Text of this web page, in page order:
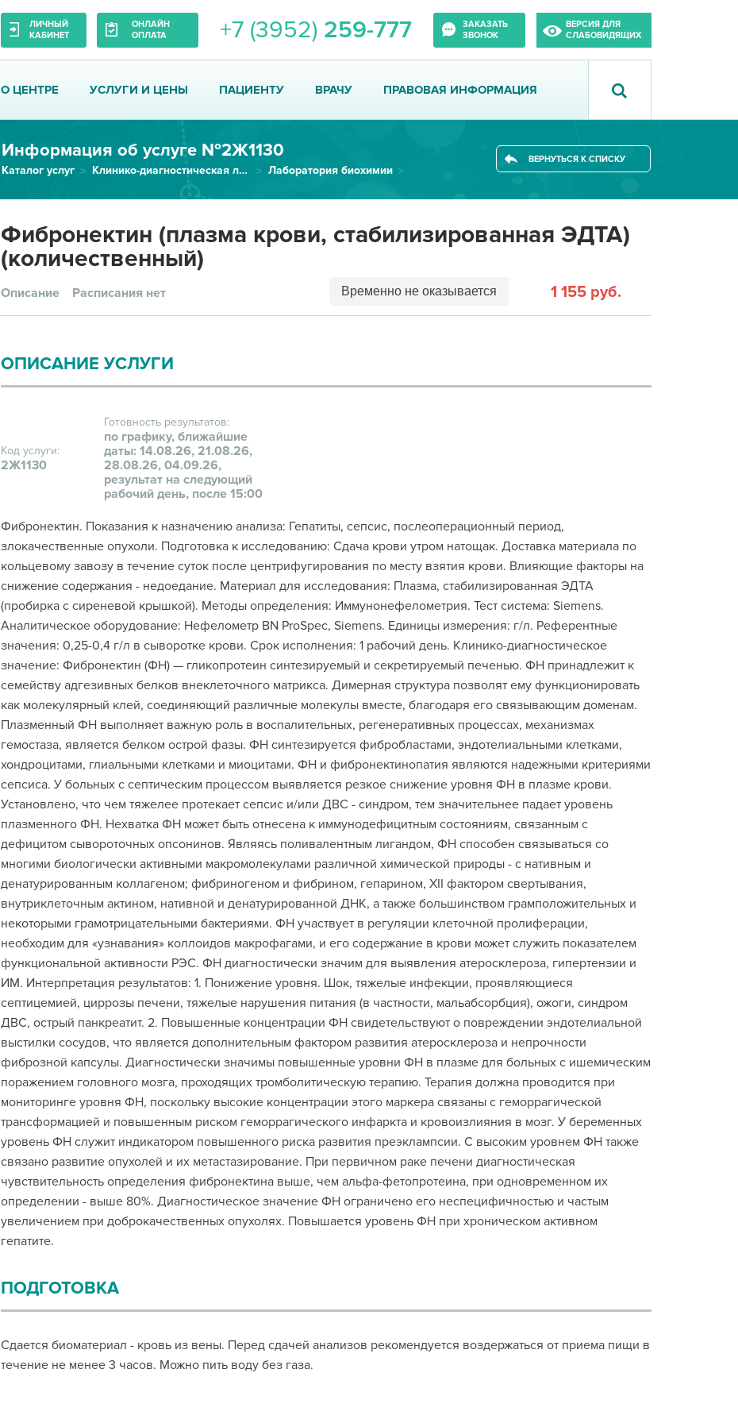
ЛИЧНЫЙ
КАБИНЕТ
ОНЛАЙН
ОПЛАТА
+7 (3952) 259-777
ЗАКАЗАТЬ
ЗВОНОК
ВЕРСИЯ ДЛЯ
СЛАБОВИДЯЩИХ
О ЦЕНТРЕ УСЛУГИ И ЦЕНЫ ПАЦИЕНТУ ВРАЧУ ПРАВОВАЯ ИНФОРМАЦИЯ
Информация об услуге №2Ж1130
Каталог услуг Клинико-диагностическая лаборатория
Лаборатория биохимии
ВЕРНУТЬСЯ К СПИСКУ
Фибронектин (плазма крови, стабилизированная ЭДТА)
(количественный)
Описание Расписания нет Временно не оказывается 1 155 руб.
ОПИСАНИЕ УСЛУГИ
Код услуги:
2Ж1130
Готовность результатов:
по графику, ближайшие
даты: 14.08.26, 21.08.26,
28.08.26, 04.09.26,
результат на следующий
рабочий день, после 15:00
Фибронектин. Показания к назначению анализа: Гепатиты, сепсис, послеоперационный период,
злокачественные опухоли. Подготовка к исследованию: Сдача крови утром натощак. Доставка материала по
кольцевому завозу в течение суток после центрифугирования по месту взятия крови. Влияющие факторы на
снижение содержания - недоедание. Материал для исследования: Плазма, стабилизированная ЭДТА
(пробирка с сиреневой крышкой). Методы определения: Иммунонефелометрия. Тест система: Siemens.
Аналитическое оборудование: Нефелометр BN ProSpec, Siemens. Единицы измерения: г/л. Референтные
значения: 0,25-0,4 г/л в сыворотке крови. Срок исполнения: 1 рабочий день. Клинико-диагностическое
значение: Фибронектин (ФН) — гликопротеин синтезируемый и секретируемый печенью. ФН принадлежит к
семейству адгезивных белков внеклеточного матрикса. Димерная структура позволят ему функционировать
как молекулярный клей, соединяющий различные молекулы вместе, благодаря его связывающим доменам.
Плазменный ФН выполняет важную роль в воспалительных, регенеративных процессах, механизмах
гемостаза, является белком острой фазы. ФН синтезируется фибробластами, эндотелиальными клетками,
хондроцитами, глиальными клетками и миоцитами. ФН и фибронектинопатия являются надежными критериями
сепсиса. У больных с септическим процессом выявляется резкое снижение уровня ФН в плазме крови.
Установлено, что чем тяжелее протекает сепсис и/или ДВС - синдром, тем значительнее падает уровень
плазменного ФН. Нехватка ФН может быть отнесена к иммунодефицитным состояниям, связанным с
дефицитом сывороточных опсонинов. Являясь поливалентным лигандом, ФН способен связываться со
многими биологически активными макромолекулами различной химической природы - с нативным и
денатурированным коллагеном; фибриногеном и фибрином, гепарином, ХII фактором свертывания,
внутриклеточным актином, нативной и денатурированной ДНК, а также большинством грамположительных и
некоторыми грамотрицательными бактериями. ФН участвует в регуляции клеточной пролиферации,
необходим для «узнавания» коллоидов макрофагами, и его содержание в крови может служить показателем
функциональной активности РЭС. ФН диагностически значим для выявления атеросклероза, гипертензии и
ИМ. Интерпретация результатов: 1. Понижение уровня. Шок, тяжелые инфекции, проявляющиеся
септицемией, циррозы печени, тяжелые нарушения питания (в частности, мальабсорбция), ожоги, синдром
ДВС, острый панкреатит. 2. Повышенные концентрации ФН свидетельствуют о повреждении эндотелиальной
выстилки сосудов, что является дополнительным фактором развития атеросклероза и непрочности
фиброзной капсулы. Диагностически значимы повышенные уровни ФН в плазме для больных с ишемическим
поражением головного мозга, проходящих тромболитическую терапию. Терапия должна проводится при
мониторинге уровня ФН, поскольку высокие концентрации этого маркера связаны с геморрагической
трансформацией и повышенным риском геморрагического инфаркта и кровоизлияния в мозг. У беременных
уровень ФН служит индикатором повышенного риска развития преэклампсии. С высоким уровнем ФН также
связано развитие опухолей и их метастазирование. При первичном раке печени диагностическая
чувствительность определения фибронектина выше, чем альфа-фетопротеина, при одновременном их
определении - выше 80%. Диагностическое значение ФН ограничено его неспецифичностью и частым
увеличением при доброкачественных опухолях. Повышается уровень ФН при хроническом активном
гепатите.
ПОДГОТОВКА
Сдается биоматериал - кровь из вены. Перед сдачей анализов рекомендуется воздержаться от приема пищи в
течение не менее 3 часов. Можно пить воду без газа.